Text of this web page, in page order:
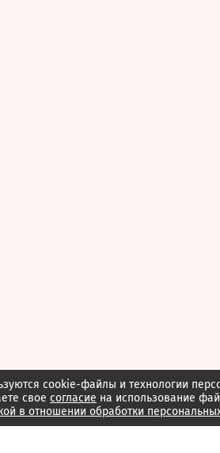
cookie-файлы и технологии
свое согласие на использование
в отношении обработки